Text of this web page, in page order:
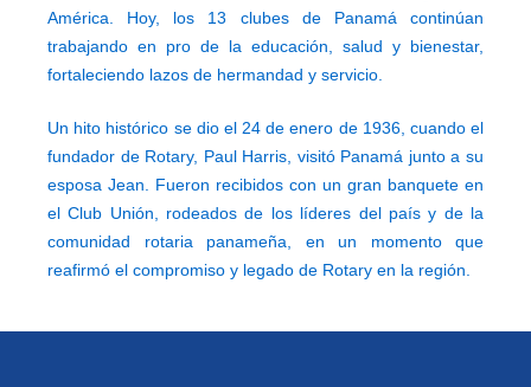
América. Hoy, los 13 clubes de Panamá continúan
trabajando en pro de la educación, salud y bienestar,
fortaleciendo lazos de hermandad y servicio.
Un hito histórico se dio el 24 de enero de 1936, cuando el
fundador de Rotary, Paul Harris, visitó Panamá junto a su
esposa Jean. Fueron recibidos con un gran banquete en
el Club Unión, rodeados de los líderes del país y de la
comunidad rotaria panameña, en un momento que
reafirmó el compromiso y legado de Rotary en la región.